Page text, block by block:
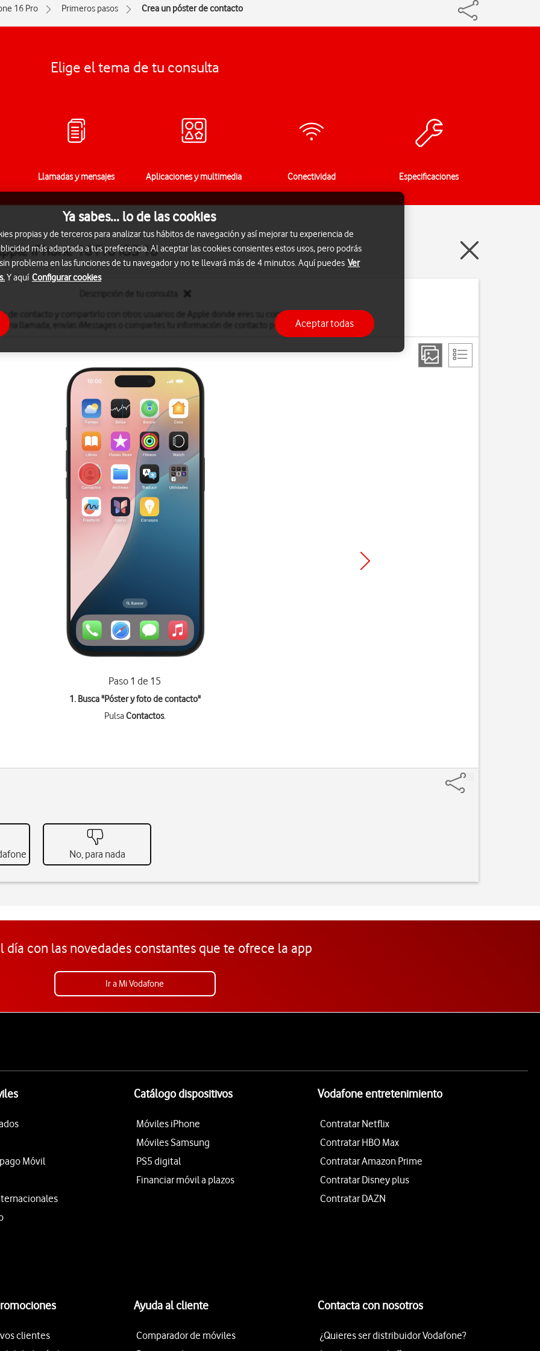
16 Pro Primeros pasos Crea un póster de contacto
Elige el tema de tu consulta
Llamadas y mensajes Aplicaciones y multimedia Conectividad Especificaciones
iPhone 16 Pro iOS 18
de contacto y compartirlo con otros usuarios de Apple donde eres su contacto, por ejemplo,
una llamada, envías iMessages o compartes tu información de contacto por NameDrop.
Paso 1 de 15
1. Busca "Póster y foto de contacto"
PulsaContactos.
No, para nada
día con las novedades constantes que te ofrece la app
Ir a Mi Vodafone
Móvil
Catálogo dispositivos
Móviles iPhone
Móviles Samsung
PS5 digital
Financiar móvil a plazos
Vodafone entretenimiento
Contratar Netflix
Contratar HBO Max
Contratar Amazon Prime
Contratar Disney plus
Contratar DAZN
clientes
Ayuda al cliente
Comparador de móviles
Contacta con nosotros
¿Quieres ser distribuidor Vodafone?
Ya sabes... lo de las cookies
propias y de terceros para analizar tus hábitos de navegación y así mejorar tu experiencia de
más adaptada a tus preferencia. Al aceptar las cookies consientes estos usos, pero podrás
problema en las funciones de tu navegador y no te llevará más de 4 minutos. Aquí puedes Ver
Y aquí Configurar cookies
Aceptar todas